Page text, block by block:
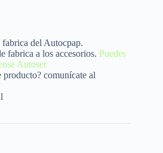
fabrica del Autocpap.
fabrica a los accesorios. Puedes
Autoset
producto? comunícate al